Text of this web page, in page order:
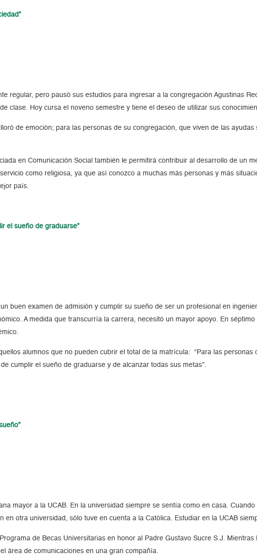
regular, pero pausó sus estudios para ingresar a la congregación Agustinas
clase. Hoy cursa el noveno semestre y tiene el deseo de utilizar sus
de emoción; para las personas de su congregación, que viven de las ayudas
en Comunicación Social también le permitirá contribuir al desarrollo de un
como religiosa, ya que así conozco a muchas más personas y más
país.
el sueño de graduarse”
buen examen de admisión y cumplir su sueño de ser un profesional en
A medida que transcurría la carrera, necesitó un mayor apoyo. En
alumnos que no pueden cubrir el total de la matrícula: “Para las personas
cumplir el sueño de graduarse y de alcanzar todas sus metas”.
mayor a la UCAB. En la universidad siempre se sentía como en casa.
en otra universidad, sólo tuve en cuenta a la Católica. Estudiar en la UCAB
de Becas Universitarias en honor al Padre Gustavo Sucre S.J.
área de comunicaciones en una gran compañía.